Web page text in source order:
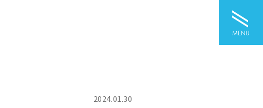
MENU
2024.01.30